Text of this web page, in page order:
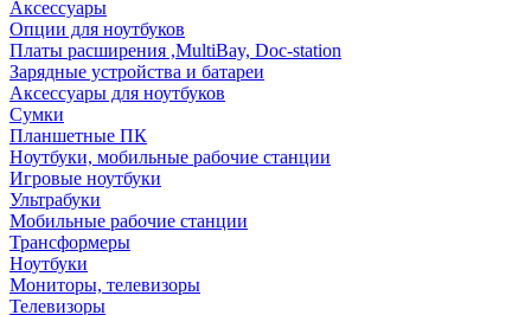
Аксессуары
Опции для ноутбуков
Платы расширения ,MultiBay, Doc-station
Зарядные устройства и батареи
Аксессуары для ноутбуков
Сумки
Планшетные ПК
Ноутбуки, мобильные рабочие станции
Игровые ноутбуки
Ультрабуки
Мобильные рабочие станции
Трансформеры
Ноутбуки
Мониторы, телевизоры
Телевизоры